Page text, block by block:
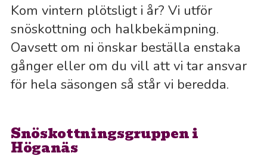
Kom vintern plötsligt i år? Vi utför
snöskottning och halkbekämpning.
Oavsett om ni önskar beställa enstaka
gånger eller om du vill att vi tar ansvar
för hela säsongen så står vi beredda.
Snöskottningsgruppen i
Höganäs